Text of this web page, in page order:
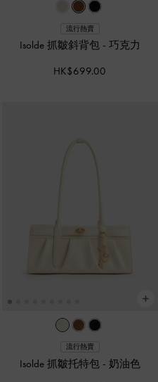
流行熱賣
Isolde 抓皺斜背包 - 巧克力
HK$699.00
流行熱賣
Isolde 抓皺托特包 - 奶油色